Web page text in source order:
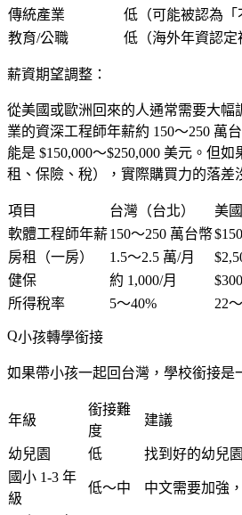
傳統產業
低（可能被認為「
教育/公職
低（海外年資認定
薪資期望調整：
從美國或歐洲回來的人通常需要大幅
業的資深工程師年薪約 150～250 萬
能是 $150,000～$250,000 美元。但
租、保險、稅），實際購買力的落差
項目 台灣（台北）
美
軟體工程師年薪150～250 萬台幣
房租（一房）
1.5～2.5 萬/月
健保
約 1,000/月
所得稅率
5～40% 22
小孩轉學銜接
如果帶小孩一起回台灣，學校銜接是
年級
銜接難
度
建議
幼兒園 低
找到好的幼兒
國小 1-3 年
級
低～中 中文需要加強